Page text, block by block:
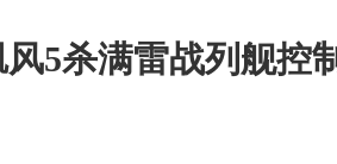
5杀满雷战列舰控